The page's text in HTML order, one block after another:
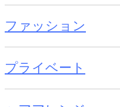
ファッション
プライベート